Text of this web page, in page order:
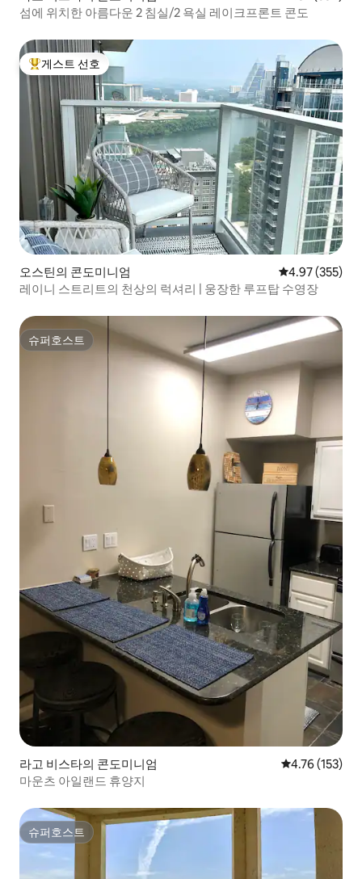
섬에 위치한 아름다운 2 침실/2 욕실 레이크프론트 콘도
상위 게스트 선호
게스트 선호
오스틴의 콘도미니엄 평점 4.97점(5
4.97 (355)
레이니 스트리트의 천상의 럭셔리 | 웅장한 루프탑 수영장
슈퍼호스트
슈퍼호스트
라고 비스타의 콘도미니엄 평점 4.76점(5
4.76 (153)
마운츠 아일랜드 휴양지
슈퍼호스트
슈퍼호스트